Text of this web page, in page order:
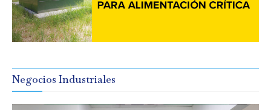
Negocios Industriales